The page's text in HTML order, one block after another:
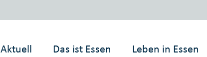
Aktuell Das ist Essen Leben in Essen